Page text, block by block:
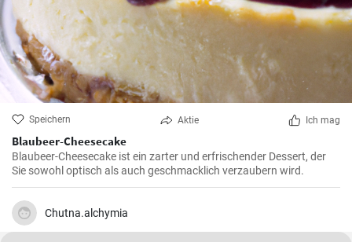
Speichern Aktie Ich mag
Blaubeer-Cheesecake
Blaubeer-Cheesecake ist ein zarter und erfrischender Dessert, der
Sie sowohl optisch als auch geschmacklich verzaubern wird.
Chutna.alchymia